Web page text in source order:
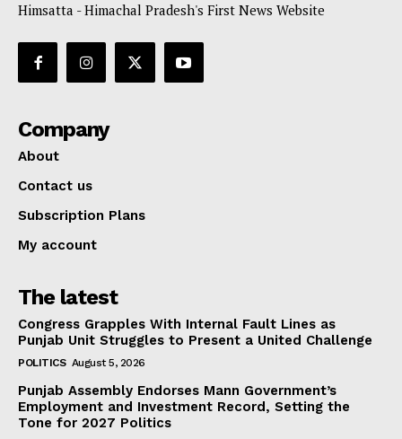
Himsatta - Himachal Pradesh's First News Website
Company
About
Contact us
Subscription Plans
My account
The latest
Congress Grapples With Internal Fault Lines as
Punjab Unit Struggles to Present a United Challenge
POLITICS August 5, 2026
Punjab Assembly Endorses Mann Government’s
Employment and Investment Record, Setting the
Tone for 2027 Politics